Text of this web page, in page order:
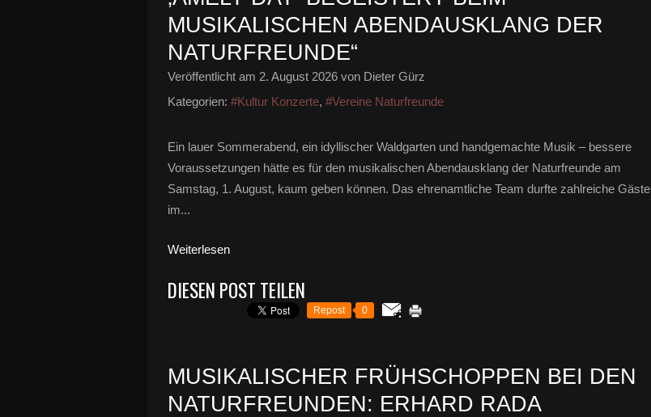
MUSIKALISCHEN ABENDAUSKLANG DER
NATURFREUNDE“
Veröffentlicht am 2. August 2026 von Dieter Gürz
Kategorien: #Kultur Konzerte, #Vereine Naturfreunde
Ein lauer Sommerabend, ein idyllischer Waldgarten und handgemachte Musik – bessere
Voraussetzungen hätte es für den musikalischen Abendausklang der Naturfreunde am
Samstag, 1. August, kaum geben können. Das ehrenamtliche Team durfte zahlreiche Gäste
im...
Weiterlesen
DIESEN POST TEILEN
Repost 0
MUSIKALISCHER FRÜHSCHOPPEN BEI DEN
NATURFREUNDEN: ERHARD RADA